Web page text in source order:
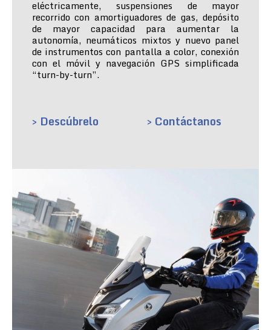
eléctricamente, suspensiones de mayor
recorrido con amortiguadores de gas, depósito
de mayor capacidad para aumentar la
autonomía, neumáticos mixtos y nuevo panel
de instrumentos con pantalla a color, conexión
con el móvil y navegación GPS simplificada
“turn-by-turn”.
> Descúbrelo > Contáctanos